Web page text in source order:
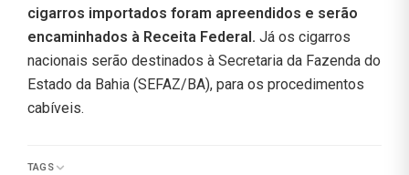
cigarros importados foram apreendidos e serão
encaminhados à Receita Federal. Já os cigarros
nacionais serão destinados à Secretaria da Fazenda do
Estado da Bahia (SEFAZ/BA), para os procedimentos
cabíveis.
TAGS